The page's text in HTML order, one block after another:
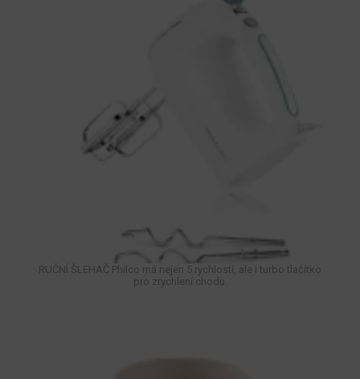
RUČNÍ ŠLEHAČ Philco má nejen 5 rychlostí, ale i turbo tlačítko
pro zrychlení chodu.